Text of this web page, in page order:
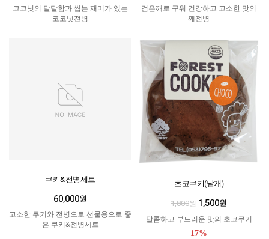
코코넛의 달달함과 씹는 재미가 있는
코코넛전병
검은깨로 구워 건강하고 고소한 맛의
깨전병
쿠키&전병세트
60,000원
고소한 쿠키와 전병으로 선물용으로 좋
은 쿠키&전병세트
초코쿠키(낱개)
1,800원 1,500원
달콤하고 부드러운 맛의 초코쿠키
17%